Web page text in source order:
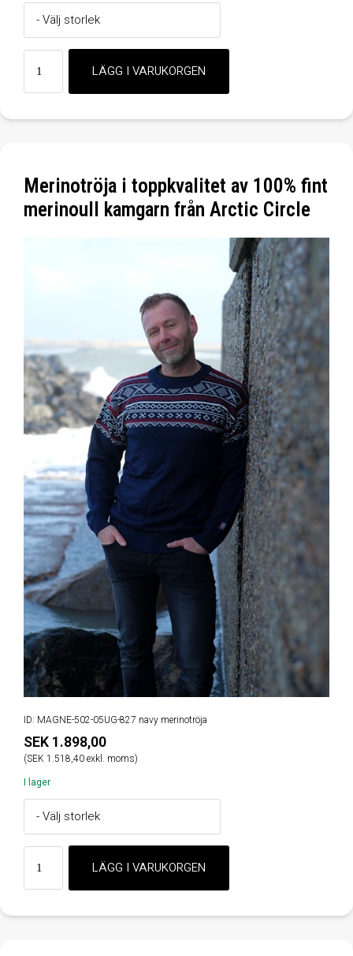
Merinotröja i toppkvalitet av 100% fint
merinoull kamgarn från Arctic Circle
ID: MAGNE-502-05UG-827 navy merinotröja
SEK 1.898,00
(SEK 1.518,40 exkl. moms)
I lager